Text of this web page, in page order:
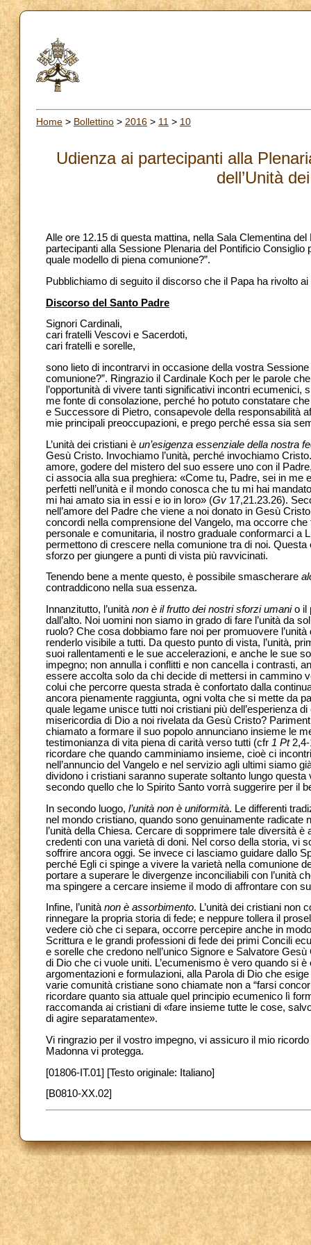
Home > Bollettino > 2016 > 11 > 10
Udienza ai partecipanti alla
dell’Unità
Alle ore 12.15 di questa mattina, nella Sala Clementina
partecipanti alla Sessione Plenaria del Pontificio
quale modello di piena comunione?”.
Pubblichiamo di seguito il discorso che il Papa ha rivolto ai
Discorso del Santo Padre
Signori Cardinali,
cari fratelli Vescovi e Sacerdoti,
cari fratelli e sorelle,
sono lieto di incontrarvi in occasione della vostra
comunione?”. Ringrazio il Cardinale Koch per le parole
l’opportunità di vivere tanti significativi incontri
me fonte di consolazione, perché ho potuto constatare
e Successore di Pietro, consapevole della responsabilità
mie principali preoccupazioni, e prego perché essa sia
L’unità dei cristiani è un’esigenza essenziale della nostra
Gesù Cristo. Invochiamo l’unità, perché invochiamo
amore, godere del mistero del suo essere uno con il
ci associa alla sua preghiera: «Come tu, Padre, sei in me
perfetti nell’unità e il mondo conosca che tu mi hai
mi hai amato sia in essi e io in loro» (Gv 17,21.23.26).
nell’amore del Padre che viene a noi donato in Gesù
concordi nella comprensione del Vangelo, ma occorre
personale e comunitaria, il nostro graduale conformarci a
permettono di crescere nella comunione tra di noi.
sforzo per giungere a punti di vista più ravvicinati.
Tenendo bene a mente questo, è possibile smascherare
contraddicono nella sua essenza.
Innanzitutto, l’unità non è il frutto dei nostri sforzi umanio il
dall’alto. Noi uomini non siamo in grado di fare l’unità da
ruolo? Che cosa dobbiamo fare noi per promuovere
renderlo visibile a tutti. Da questo punto di vista, l’unità,
suoi rallentamenti e le sue accelerazioni, e anche le sue
impegno; non annulla i conflitti e non cancella i contrasti,
essere accolta solo da chi decide di mettersi in cammino
colui che percorre questa strada è confortato dalla
ancora pienamente raggiunta, ogni volta che si mette da
quale legame unisce tutti noi cristiani più dell’esperienza
misericordia di Dio a noi rivelata da Gesù Cristo?
chiamato a formare il suo popolo annunciano insieme le
testimonianza di vita piena di carità verso tutti (cfr 1 Pt2,4-
ricordare che quando camminiamo insieme, cioè ci
nell’annuncio del Vangelo e nel servizio agli ultimi siamo
dividono i cristiani saranno superate soltanto lungo
secondo quello che lo Spirito Santo vorrà suggerire per il
In secondo luogo, l’unità non è uniformità. Le differenti
nel mondo cristiano, quando sono genuinamente
l’unità della Chiesa. Cercare di sopprimere tale diversità
credenti con una varietà di doni. Nel corso della storia, vi
soffrire ancora oggi. Se invece ci lasciamo guidare dallo
perché Egli ci spinge a vivere la varietà nella comunione
portare a superare le divergenze inconciliabili con l’unità
ma spingere a cercare insieme il modo di affrontare con
Infine, l’unitànon è assorbimento. L’unità dei cristiani non
rinnegare la propria storia di fede; e neppure tollera il
vedere ciò che ci separa, occorre percepire anche in
Scrittura e le grandi professioni di fede dei primi Concili
e sorelle che credono nell’unico Signore e Salvatore
di Dio che ci vuole uniti. L’ecumenismo è vero quando si
argomentazioni e formulazioni, alla Parola di Dio che
varie comunità cristiane sono chiamate non a “farsi
ricordare quanto sia attuale quel principio ecumenico lì
raccomanda ai cristiani di «fare insieme tutte le cose,
di agire separatamente».
Vi ringrazio per il vostro impegno, vi assicuro il mio
Madonna vi protegga.
[01806-IT.01] [Testo originale: Italiano]
[B0810-XX.02]